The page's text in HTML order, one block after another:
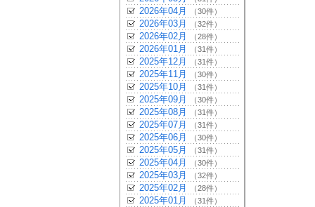
2026年04月 （30件）
2026年03月 （32件）
2026年02月 （28件）
2026年01月 （31件）
2025年12月 （31件）
2025年11月 （30件）
2025年10月 （31件）
2025年09月 （30件）
2025年08月 （31件）
2025年07月 （31件）
2025年06月 （30件）
2025年05月 （31件）
2025年04月 （30件）
2025年03月 （32件）
2025年02月 （28件）
2025年01月 （31件）